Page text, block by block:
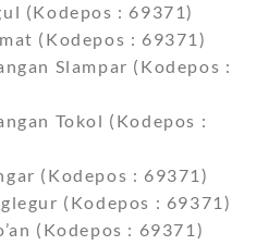
(Kodepos : 69371)
(Kodepos : 69371)
Slampar (Kodepos :
Tokol (Kodepos :
(Kodepos : 69371)
(Kodepos : 69371)
(Kodepos : 69371)